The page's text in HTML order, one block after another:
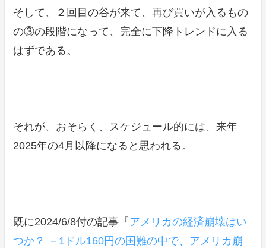
そして、２回目の谷が来て、再び買いが入るもの
の③の段階になって、完全に下降トレンドに入る
はずである。
それが、おそらく、スケジュール的には、来年
2025年の4月以降になると思われる。
既に2024/6/8付の記事『アメリカの経済崩壊はい
つか？ －1ドル160円の国難の中で、アメリカ崩